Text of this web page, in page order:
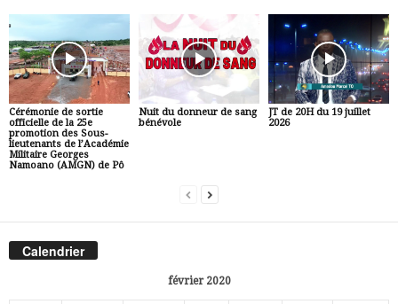
Cérémonie de sortie
officielle de la 25e
promotion des Sous-
lieutenants de l’Académie
Militaire Georges
Namoano (AMGN) de Pô
Nuit du donneur de sang
bénévole
JT de 20H du 19 juillet
2026
Calendrier
février 2020